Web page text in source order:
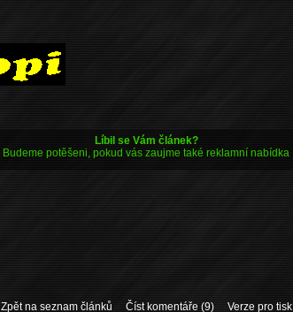
Líbil se Vám článek?
Budeme potěšeni, pokud vás zaujme také reklamní nabídka
Zpět na seznam článků Číst komentáře (9) Verze pro tisk